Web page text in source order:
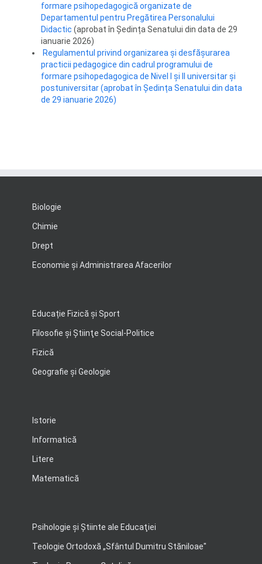
formare psihopedagogică organizate de
Departamentul pentru Pregătirea Personalului
Didactic (aprobat în Ședința Senatului din data de 29
ianuarie 2026)
Regulamentul privind organizarea și desfășurarea
practicii pedagogice din cadrul programului de
formare psihopedagogica de Nivel I și II universitar și
postuniversitar (aprobat în Ședința Senatului din data
de 29 ianuarie 2026)
Biologie
Chimie
Drept
Economie şi Administrarea Afacerilor
Educație Fizică și Sport
Filosofie şi Ştiinţe Social-Politice
Fizică
Geografie şi Geologie
Istorie
Informatică
Litere
Matematică
Psihologie şi Ştiinte ale Educaţiei
Teologie Ortodoxă „Sfântul Dumitru Stăniloae"